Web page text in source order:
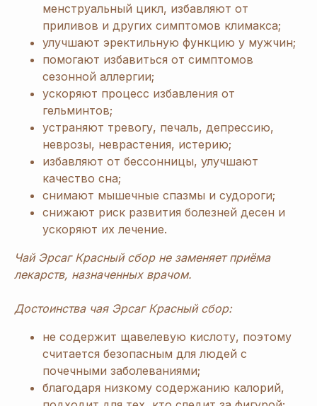
менструальный цикл, избавляют от
приливов и других симптомов климакса;
улучшают эректильную функцию у мужчин;
помогают избавиться от симптомов
сезонной аллергии;
ускоряют процесс избавления от
гельминтов;
устраняют тревогу, печаль, депрессию,
неврозы, неврастения, истерию;
избавляют от бессонницы, улучшают
качество сна;
снимают мышечные спазмы и судороги;
снижают риск развития болезней десен и
ускоряют их лечение.
Чай Эрсаг Красный сбор не заменяет приёма
лекарств, назначенных врачом.
Достоинства чая Эрсаг Красный сбор:
не содержит щавелевую кислоту, поэтому
считается безопасным для людей с
почечными заболеваниями;
благодаря низкому содержанию калорий,